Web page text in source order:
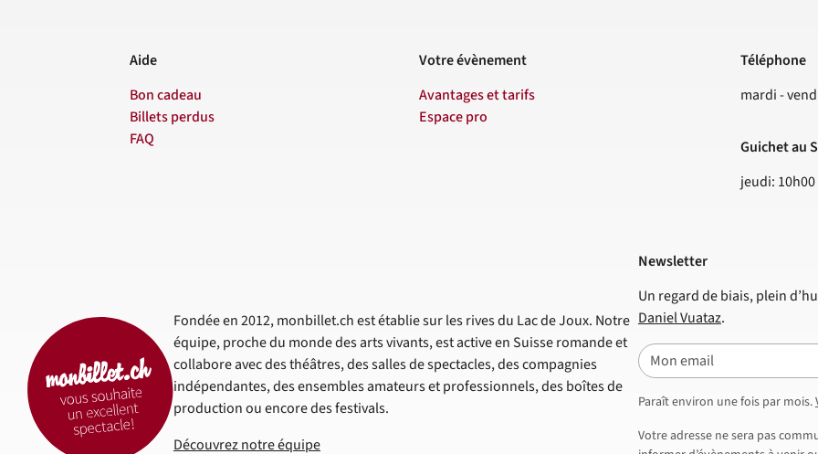
Aide
Bon cadeau
Billets perdus
FAQ
Votre évènement
Avantages et tarifs
Espace pro
Contact
Téléphone
mardi -
Guichet au
jeudi:
Fondée en 2012, monbillet.ch est établie sur les rives du Lac de Joux. Notre
équipe, proche du monde des arts vivants, est active en Suisse romande et
collabore avec des théâtres, des salles de spectacles, des compagnies
indépendantes, des ensembles amateurs et professionnels, des boîtes de
production ou encore des festivals.
Découvrez notre équipe
Newsletter
Un regard de biais, plein
Daniel Vuataz.
E-mail
Paraît environ une fois par mois.
Votre adresse ne sera pas